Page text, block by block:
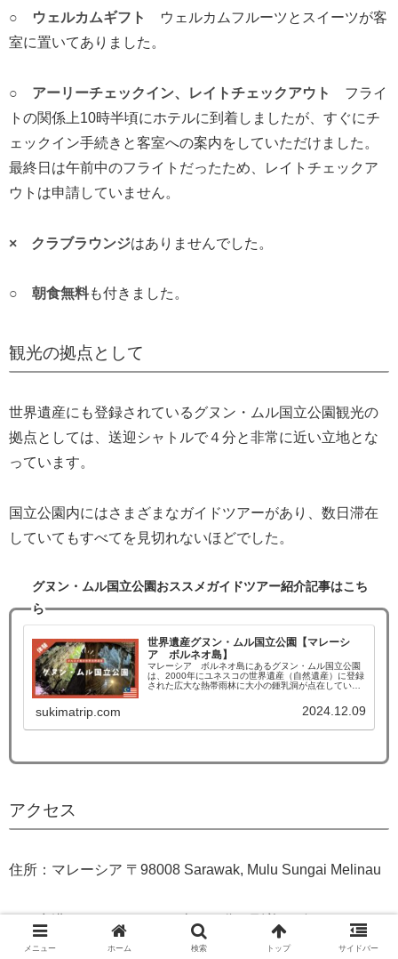
○ ウェルカムギフト
ウェルカムフルーツとスイーツが客
室に置いてありました。
○ アーリーチェックイン、レイトチェックアウト
フライ
トの関係上10時半頃にホテルに到着しましたが、すぐにチ
ェックイン手続きと客室への案内をしていただけました。
最終日は午前中のフライトだったため、レイトチェックア
ウトは申請していません。
× クラブラウンジはありませんでした。
○ 朝食無料も付きました。
観光の拠点として
世界遺産にも登録されているグヌン・ムル国立公園観光の
拠点としては、送迎シャトルで４分と非常に近い立地とな
っています。
国立公園内にはさまざまなガイドツアーがあり、数日滞在
していてもすべてを見切れないほどでした。
グヌン・ムル国立公園おススメガイドツアー紹介記事はこち
ら
世界遺産グヌン・ムル国立公園【マレーシ
ア ボルネオ島】
マレーシア ボルネオ島にあるグヌン・ムル国立公園
は、2000年にユネスコの世界遺産（自然遺産）に登録
された広大な熱帯雨林に大小の鍾乳洞が点在していま
のコウモリが飛び立つ光景は必見です。
sukimatrip.com 2024.12.09
アクセス
住所：マレーシア 〒98008 Sarawak, Mulu Sungai Melinau
ムル空港からホテルまでは車で４分。到着ロビーにてマリ
オットスタッフがお出迎えしてくださいます。トラックの
メニュー ホーム 検索 トップ サイドバー